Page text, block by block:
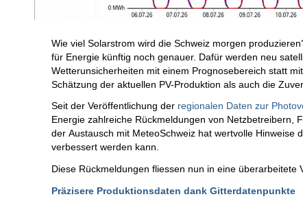
Wie viel Solarstrom wird die Schweiz morgen
für Energie künftig noch genauer. Dafür werden neu
Wetterunsicherheiten mit einem Prognosebereich statt
Schätzung der aktuellen PV-Produktion als auch die
Seit der Veröffentlichung der regionalen Daten zur
Energie zahlreiche Rückmeldungen von Netzbetreibern,
der Austausch mit MeteoSchweiz hat wertvolle
verbessert werden kann.
Diese Rückmeldungen fliessen nun in eine überarbeitete
Präzisere Produktionsdaten dank Gitterdatenpunkte